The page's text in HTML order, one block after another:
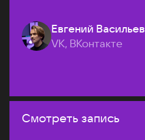
Евгений Васильев
VK, ВКонтакте
Смотреть запись